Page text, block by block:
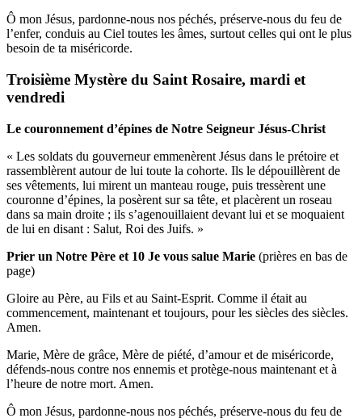
Ô mon Jésus, pardonne-nous nos péchés, préserve-nous du feu de
l’enfer, conduis au Ciel toutes les âmes, surtout celles qui ont le plus
besoin de ta miséricorde.
Troisième Mystère du Saint Rosaire, mardi et
vendredi
Le couronnement d’épines de Notre Seigneur Jésus-Christ
« Les soldats du gouverneur emmenèrent Jésus dans le prétoire et
rassemblèrent autour de lui toute la cohorte. Ils le dépouillèrent de
ses vêtements, lui mirent un manteau rouge, puis tressèrent une
couronne d’épines, la posèrent sur sa tête, et placèrent un roseau
dans sa main droite ; ils s’agenouillaient devant lui et se moquaient
de lui en disant : Salut, Roi des Juifs. »
Prier un Notre Père et 10 Je vous salue Marie (prières en bas de
page)
Gloire au Père, au Fils et au Saint-Esprit. Comme il était au
commencement, maintenant et toujours, pour les siècles des siècles.
Amen.
Marie, Mère de grâce, Mère de piété, d’amour et de miséricorde,
défends-nous contre nos ennemis et protège-nous maintenant et à
l’heure de notre mort. Amen.
Ô mon Jésus, pardonne-nous nos péchés, préserve-nous du feu de